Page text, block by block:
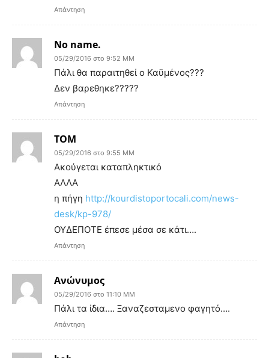
Απάντηση
No name.
05/29/2016 στο 9:52 ΜΜ
Πάλι θα παραιτηθεί ο Καϋμένος???
Δεν βαρεθηκε?????
Απάντηση
ΤΟΜ
05/29/2016 στο 9:55 ΜΜ
Ακούγεται καταπληκτικό
ΑΛΛΑ
η πήγη http://kourdistoportocali.com/news-
desk/kp-978/
ΟΥΔΕΠΟΤΕ έπεσε μέσα σε κάτι….
Απάντηση
Ανώνυμος
05/29/2016 στο 11:10 ΜΜ
Πάλι τα ίδια…. Ξαναζεσταμενο φαγητό….
Απάντηση